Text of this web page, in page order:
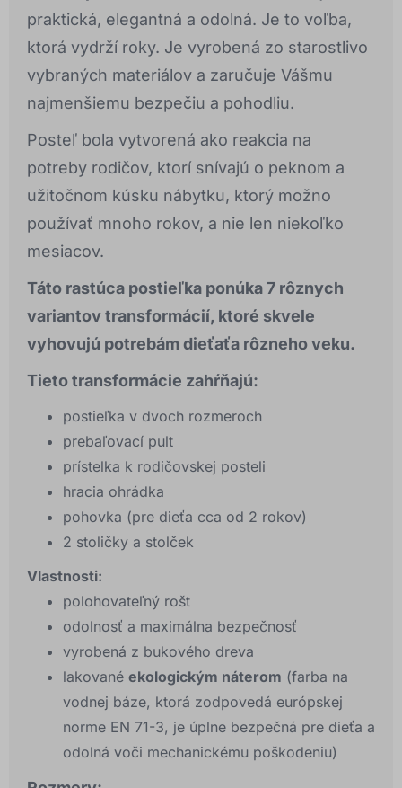
praktická, elegantná a odolná. Je to voľba,
ktorá vydrží roky. Je vyrobená zo starostlivo
vybraných materiálov a zaručuje Vášmu
najmenšiemu bezpečiu a pohodliu.
Posteľ bola vytvorená ako reakcia na
potreby rodičov, ktorí snívajú o peknom a
užitočnom kúsku nábytku, ktorý možno
používať mnoho rokov, a nie len niekoľko
mesiacov.
Táto rastúca postieľka ponúka 7 rôznych
variantov transformácií, ktoré skvele
vyhovujú potrebám dieťaťa rôzneho veku.
Tieto transformácie zahŕňajú:
postieľka v dvoch rozmeroch
prebaľovací pult
prístelka k rodičovskej posteli
hracia ohrádka
pohovka (pre dieťa cca od 2 rokov)
2 stoličky a stolček
Vlastnosti:
polohovateľný rošt
odolnosť a maximálna bezpečnosť
vyrobená z bukového dreva
lakované ekologickým náterom (farba na
vodnej báze, ktorá zodpovedá európskej
norme EN 71-3, je úplne bezpečná pre dieťa a
odolná voči mechanickému poškodeniu)